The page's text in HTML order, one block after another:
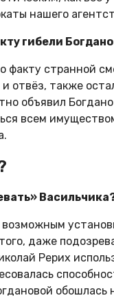
нашего
гибели
факту странной
отвёз, также
объявил
всем
даже
Рерих